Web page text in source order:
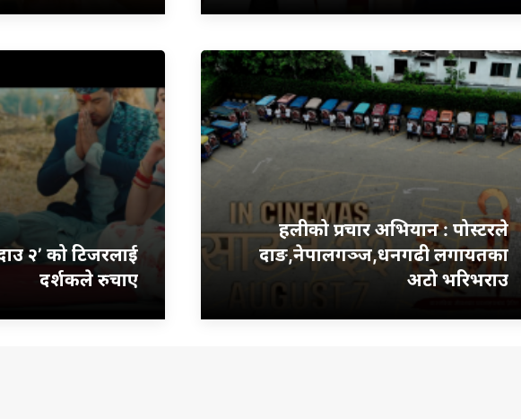
२’ को टिजरलाई
दर्शकले रुचाए
हलीको प्रचार अभियान : पोस्टरले
दाङ,नेपालगञ्ज,धनगढी लगायतका
अटो भरिभराउ